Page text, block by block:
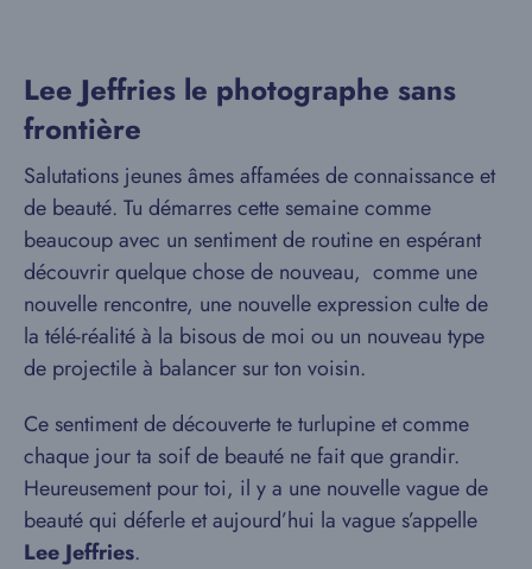
Lee Jeffries le photographe sans
frontière
Salutations jeunes âmes affamées de connaissance et
de beauté. Tu démarres cette semaine comme
beaucoup avec un sentiment de routine en espérant
découvrir quelque chose de nouveau, comme une
nouvelle rencontre, une nouvelle expression culte de
la télé-réalité à la bisous de moi ou un nouveau type
de projectile à balancer sur ton voisin.
Ce sentiment de découverte te turlupine et comme
chaque jour ta soif de beauté ne fait que grandir.
Heureusement pour toi, il y a une nouvelle vague de
beauté qui déferle et aujourd’hui la vague s’appelle
Lee Jeffries.